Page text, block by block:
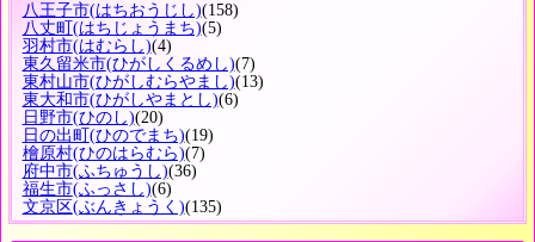
八王子市(はちおうじし)(158)
八丈町 (はちじょうまち)(5)
羽村市(はむらし)(4)
東久留米市(ひがしくるめし)(7)
東村山市(ひがしむらやまし)(13)
東大和市(ひがしやまとし)(6)
日野市(ひのし)(20)
日の出町 (ひのでまち)(19)
檜原村(ひのはらむら)(7)
府中市(ふちゅうし)(36)
福生市(ふっさし)(6)
文京区(ぶんきょうく)(135)